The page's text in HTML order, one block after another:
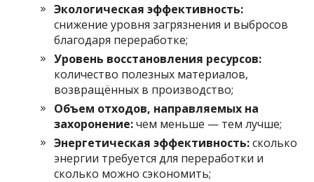
Экологическая эффективность:
снижение уровня загрязнения и выбросов
благодаря переработке;
Уровень восстановления ресурсов:
количество полезных материалов,
возвращённых в производство;
Объем отходов, направляемых на
захоронение:чем меньше — тем лучше;
Энергетическая эффективность:сколько
энергии требуется для переработки и
сколько можно сэкономить;